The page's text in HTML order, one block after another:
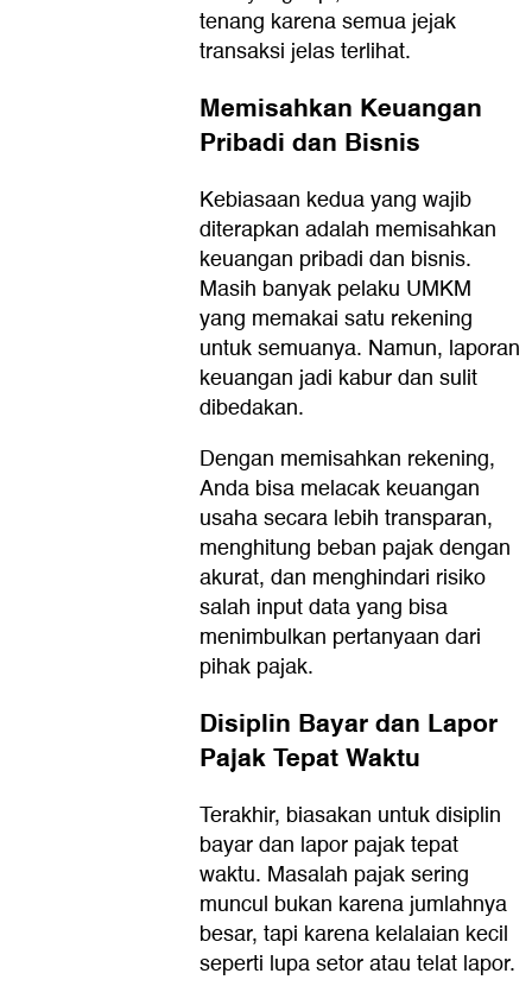
tenang karena semua jejak
transaksi jelas terlihat.
Memisahkan Keuangan
Pribadi dan Bisnis
Kebiasaan kedua yang wajib
diterapkan adalah memisahkan
keuangan pribadi dan bisnis.
Masih banyak pelaku UMKM
yang memakai satu rekening
untuk semuanya. Namun, laporan
keuangan jadi kabur dan sulit
dibedakan.
Dengan memisahkan rekening,
Anda bisa melacak keuangan
usaha secara lebih transparan,
menghitung beban pajak dengan
akurat, dan menghindari risiko
salah input data yang bisa
menimbulkan pertanyaan dari
pihak pajak.
Disiplin Bayar dan Lapor
Pajak Tepat Waktu
Terakhir, biasakan untuk disiplin
bayar dan lapor pajak tepat
waktu. Masalah pajak sering
muncul bukan karena jumlahnya
besar, tapi karena kelalaian kecil
seperti lupa setor atau telat lapor.